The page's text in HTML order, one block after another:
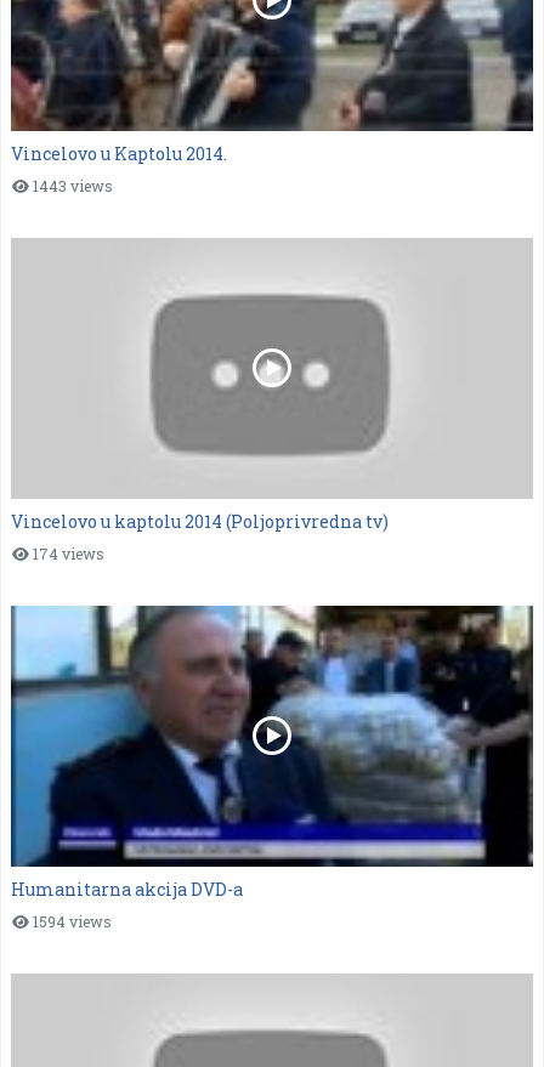
Vincelovo u Kaptolu 2014.
1443 views
Vincelovo u kaptolu 2014 (Poljoprivredna tv)
174 views
Humanitarna akcija DVD-a
1594 views